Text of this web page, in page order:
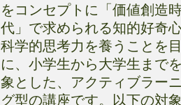
をコンセプトに「価値創造
代」で求められる知的好奇
科学的思考力を養うことを
に、小学生から大学生まで
象とした、アクティブラー
グ型の講座です。以下の対